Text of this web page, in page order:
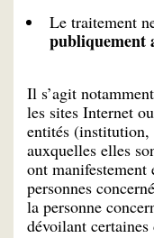
Le traitement
publiquement
Il s’agit
les sites Internet
entités
auxquelles elles
ont manifestement
personnes
la personne
dévoilant certaines